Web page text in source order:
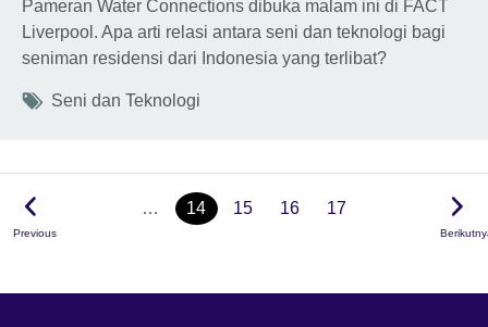
Pameran Water Connections dibuka malam ini di FACT
Liverpool. Apa arti relasi antara seni dan teknologi bagi
seniman residensi dari Indonesia yang terlibat?
Tags
Seni dan Teknologi
Previous
… 14 15 16 17